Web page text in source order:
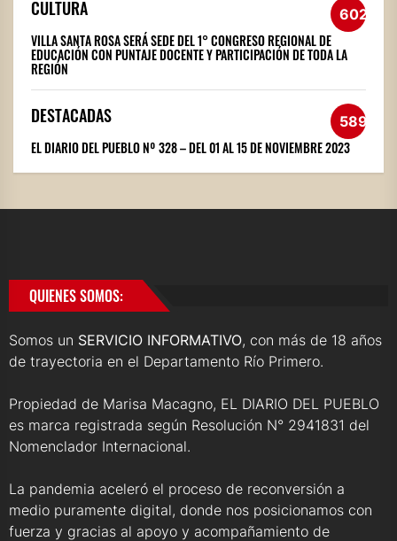
CULTURA 602
VILLA SANTA ROSA SERÁ SEDE DEL 1° CONGRESO REGIONAL DE
EDUCACIÓN CON PUNTAJE DOCENTE Y PARTICIPACIÓN DE TODA LA
REGIÓN
DESTACADAS 589
EL DIARIO DEL PUEBLO Nº 328 – DEL 01 AL 15 DE NOVIEMBRE 2023
QUIENES SOMOS:
Somos un SERVICIO INFORMATIVO, con más de 18 años
de trayectoria en el Departamento Río Primero.
Propiedad de Marisa Macagno, EL DIARIO DEL PUEBLO
es marca registrada según Resolución N° 2941831 del
Nomenclador Internacional.
La pandemia aceleró el proceso de reconversión a
medio puramente digital, donde nos posicionamos con
fuerza y gracias al apoyo y acompañamiento de